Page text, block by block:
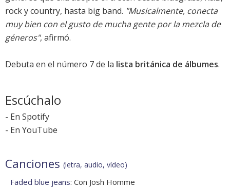
rock y country, hasta big band. "Musicalmente, conecta
muy bien con el gusto de mucha gente por la mezcla de
géneros", afirmó.
Debuta en el número 7de la lista británica de álbumes.
Escúchalo
- En Spotify
- En YouTube
Canciones (letra, audio, vídeo)
Faded blue jeans: Con Josh Homme